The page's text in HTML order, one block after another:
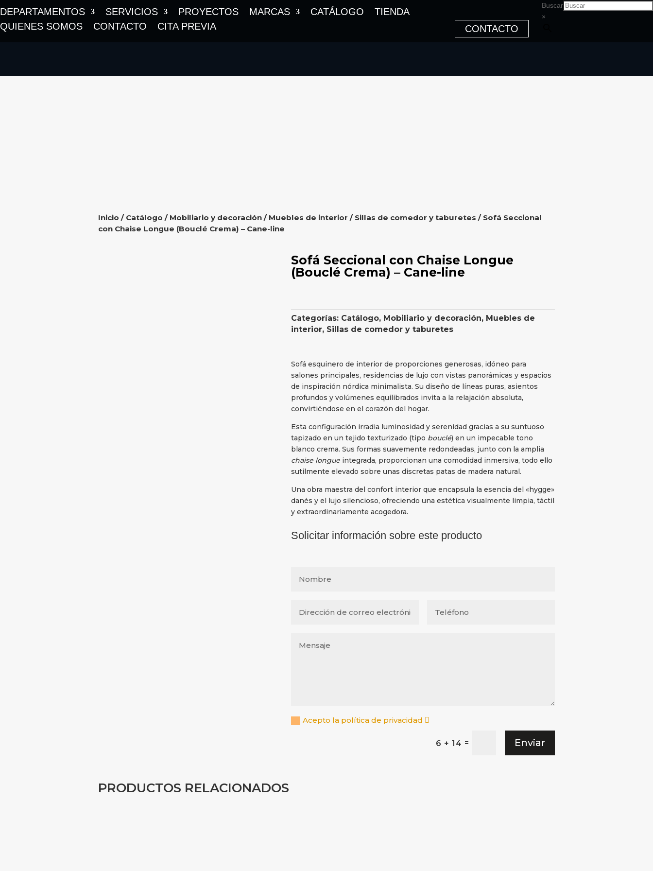
DEPARTAMENTOS SERVICIOS PROYECTOS MARCAS CATÁLOGO
TIENDA
QUIENES SOMOS
CONTACTO CITA PREVIA CONTACTO
Buscar
×
Inicio / Catálogo / Mobiliario y decoración/ Muebles de interior / Sillas de comedor y taburetes / Sofá Seccional
con Chaise Longue (Bouclé Crema) – Cane-line
Sofá Seccional con Chaise Longue
(Bouclé Crema) – Cane-line
Categorías: Catálogo, Mobiliario y decoración, Muebles de
interior, Sillas de comedor y taburetes
Sofá esquinero de interior de proporciones generosas, idóneo para
salones principales, residencias de lujo con vistas panorámicas y espacios
de inspiración nórdica minimalista. Su diseño de líneas puras, asientos
profundos y volúmenes equilibrados invita a la relajación absoluta,
convirtiéndose en el corazón del hogar.
Esta configuración irradia luminosidad y serenidad gracias a su suntuoso
tapizado en un tejido texturizado (tipo bouclé) en un impecable tono
blanco crema. Sus formas suavemente redondeadas, junto con la amplia
chaise longueintegrada, proporcionan una comodidad inmersiva, todo ello
sutilmente elevado sobre unas discretas patas de madera natural.
Una obra maestra del confort interior que encapsula la esencia del «hygge»
danés y el lujo silencioso, ofreciendo una estética visualmente limpia, táctil
y extraordinariamente acogedora.
Solicitar información sobre este producto
Acepto la política de privacidad
6 + 14 = Enviar
PRODUCTOS RELACIONADOS